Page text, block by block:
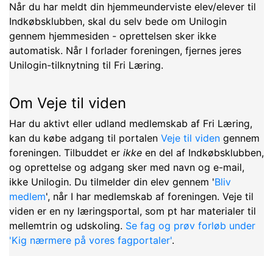
Når du har meldt din hjemmeunderviste elev/elever til
Indkøbsklubben, skal du selv bede om Unilogin
gennem hjemmesiden - oprettelsen sker ikke
automatisk. Når I forlader foreningen, fjernes jeres
Unilogin-tilknytning til Fri Læring.
Om Veje til viden
Har du aktivt eller udland medlemskab af Fri Læring,
kan du købe adgang til portalen Veje til viden gennem
foreningen. Tilbuddet er ikke en del af Indkøbsklubben,
og oprettelse og adgang sker med navn og e-mail,
ikke Unilogin. Du tilmelder din elev gennem 'Bliv
medlem', når I har medlemskab af foreningen. Veje til
viden er en ny læringsportal, som pt har materialer til
mellemtrin og udskoling. Se fag og prøv forløb under
'Kig nærmere på vores fagportaler'.